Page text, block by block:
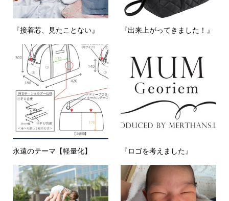
『接着芯、見たことない』 『出来上がってきました！』
永遠のテーマ【軽量化】 『ロゴを考えました』